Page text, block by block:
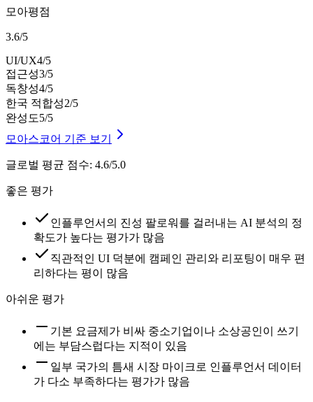
모아평점
3.6/5
UI/UX4/5
접근성3/5
독창성4/5
한국 적합성2/5
완성도5/5
모아스코어 기준 보기
글로벌 평균 점수: 4.6/5.0
좋은 평가
인플루언서의 진성 팔로워를 걸러내는 AI 분석의 정
확도가 높다는 평가가 많음
직관적인 UI 덕분에 캠페인 관리와 리포팅이 매우 편
리하다는 평이 많음
아쉬운 평가
기본 요금제가 비싸 중소기업이나 소상공인이 쓰기
에는 부담스럽다는 지적이 있음
일부 국가의 틈새 시장 마이크로 인플루언서 데이터
가 다소 부족하다는 평가가 많음